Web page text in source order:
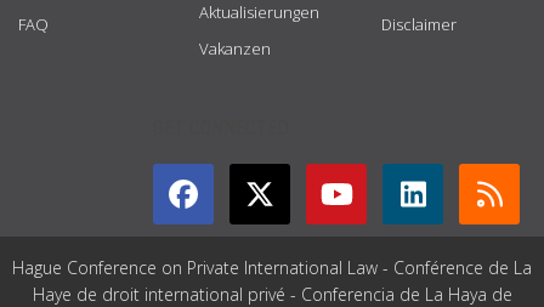
FAQ
Aktualisierungen
Vakanzen
Disclaimer
Hague Conference on Private International Law - Conférence de La
Haye de droit international privé - Conferencia de La Haya de